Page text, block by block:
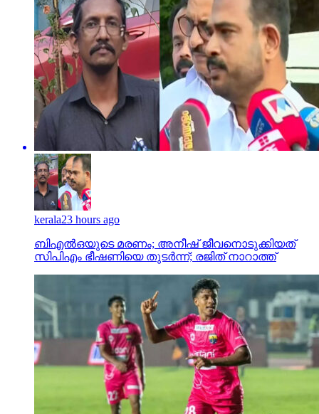
kerala23 hours ago
ബിഎല്‍ഒയുടെ മരണം; അനീഷ് ജീവനൊടുക്കിയത്
സിപിഎം ഭീഷണിയെ തുടര്‍ന്ന്; രജിത് നാറാത്ത്